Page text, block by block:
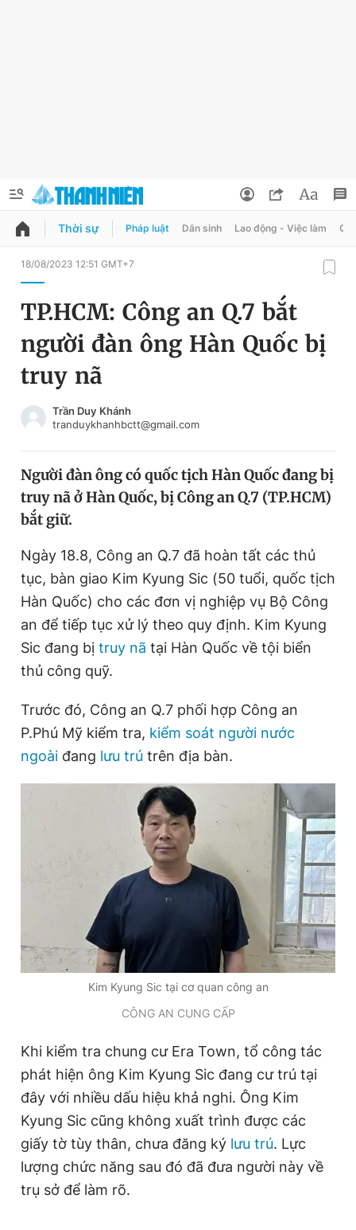
QUẢNG CÁO
Chuyên mục
Chuyên mục khác
Chào ngày mới
Video Magazine
Sản phẩm khác
Tiện ích Bạn cần biết
Thông tin tòa soạn Liên hệ quảng cáo
0906 645 777
Liên hệ quảng cáo
0908 780 404
Đặt báo Quảng cáo RSS Tòa soạn Chính sách bảo
Phó tổng biên tập thường trực: Hải Thành
Phó tổng biên tập: Trần Việt Hưng
Tổng thư ký tòa soạn: Đức Trung
Giấy phép xuất bản số 110/GP - BTTTT cấp ngày 24.3.2020
© 2003-2026 Bản quyền thuộc về Báo Thanh Niên. Cấm sao
chép dưới mọi hình thức nếu không có sự chấp thuận bằng văn
bản. Phát triển bởi ePi Technologies, JSC.
Đổi mật khẩu
Tin đã lưu
Tin đã xem
Đăng xuất
Thời sự Pháp luật Dân sinh Lao động - Việc làm
18/08/2023 12:51 GMT+7
TP.HCM: Công an Q.7 bắt
người đàn ông Hàn Quốc bị
truy nã
Trần Duy Khánh
tranduykhanhbctt@gmail.com
Người đàn ông có quốc tịch Hàn Quốc đang bị
truy nã ở Hàn Quốc, bị Công an Q.7 (TP.HCM)
bắt giữ.
Ngày 18.8, Công an Q.7 đã hoàn tất các thủ
tục, bàn giao Kim Kyung Sic (50 tuổi, quốc tịch
Hàn Quốc) cho các đơn vị nghiệp vụ Bộ Công
an để tiếp tục xử lý theo quy định. Kim Kyung
Sic đang bị truy nã tại Hàn Quốc về tội biển
thủ công quỹ.
Trước đó, Công an Q.7 phối hợp Công an
P.Phú Mỹ kiểm tra, kiểm soát người nước
ngoài đang lưu trú trên địa bàn.
Kim Kyung Sic tại cơ quan công an
CÔNG AN CUNG CẤP
Khi kiểm tra chung cư Era Town, tổ công tác
phát hiện ông Kim Kyung Sic đang cư trú tại
đây với nhiều dấu hiệu khả nghi. Ông Kim
Kyung Sic cũng không xuất trình được các
giấy tờ tùy thân, chưa đăng ký lưu trú. Lực
lượng chức năng sau đó đã đưa người này về
trụ sở để làm rõ.